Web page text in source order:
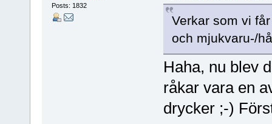
Posts: 1832
Verkar som vi
och mjukvaru-/
Haha, nu blev
råkar vara en
drycker ;-)